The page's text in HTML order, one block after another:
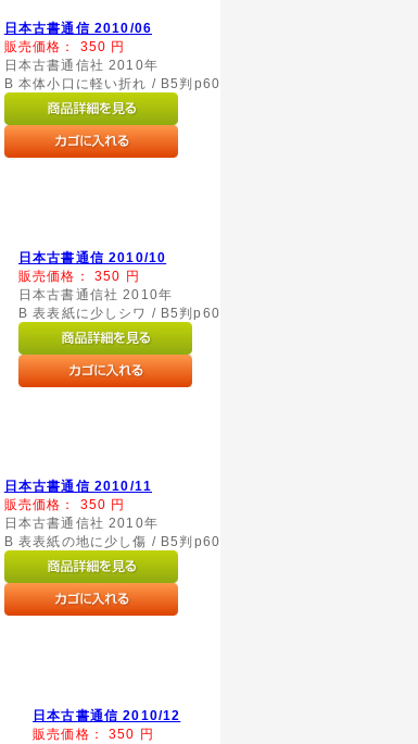
日本古書通信 2010/06
販売価格： 350 円
日本古書通信社 2010年
B 本体小口に軽い折れ / B5判p60
日本古書通信 2010/10
販売価格： 350 円
日本古書通信社 2010年
B 表表紙に少しシワ / B5判p60
日本古書通信 2010/11
販売価格： 350 円
日本古書通信社 2010年
B 表表紙の地に少し傷 / B5判p60
日本古書通信 2010/12
販売価格：350
円